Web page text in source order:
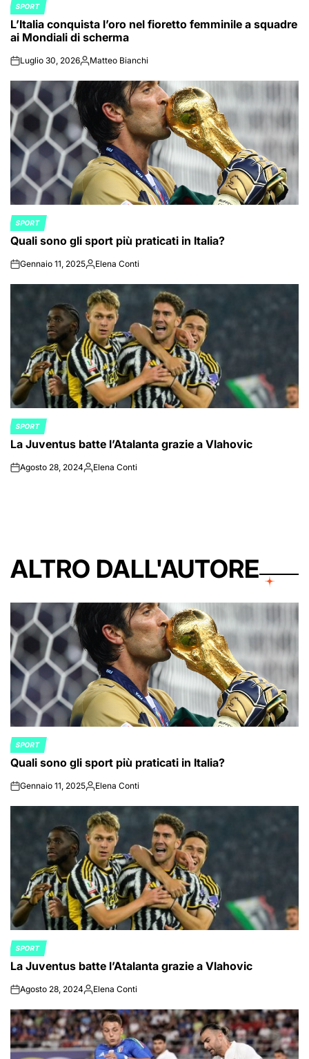
POSTED
IN
SPORT
L’Italia conquista l’oro nel fioretto femminile a squadre
ai Mondiali di scherma
onLuglio 30, 2026Posted
Matteo Bianchi
POSTED
IN
SPORT
Quali sono gli sport più praticati in Italia?
onGennaio 11, 2025Posted
Elena Conti
POSTED
IN
SPORT
La Juventus batte l’Atalanta grazie a Vlahovic
onAgosto 28, 2024Posted
Elena Conti
ALTRO DALL'AUTORE
POSTED
IN
SPORT
Quali sono gli sport più praticati in Italia?
onGennaio 11, 2025Posted
Elena Conti
POSTED
IN
SPORT
La Juventus batte l’Atalanta grazie a Vlahovic
onAgosto 28, 2024Posted
Elena Conti